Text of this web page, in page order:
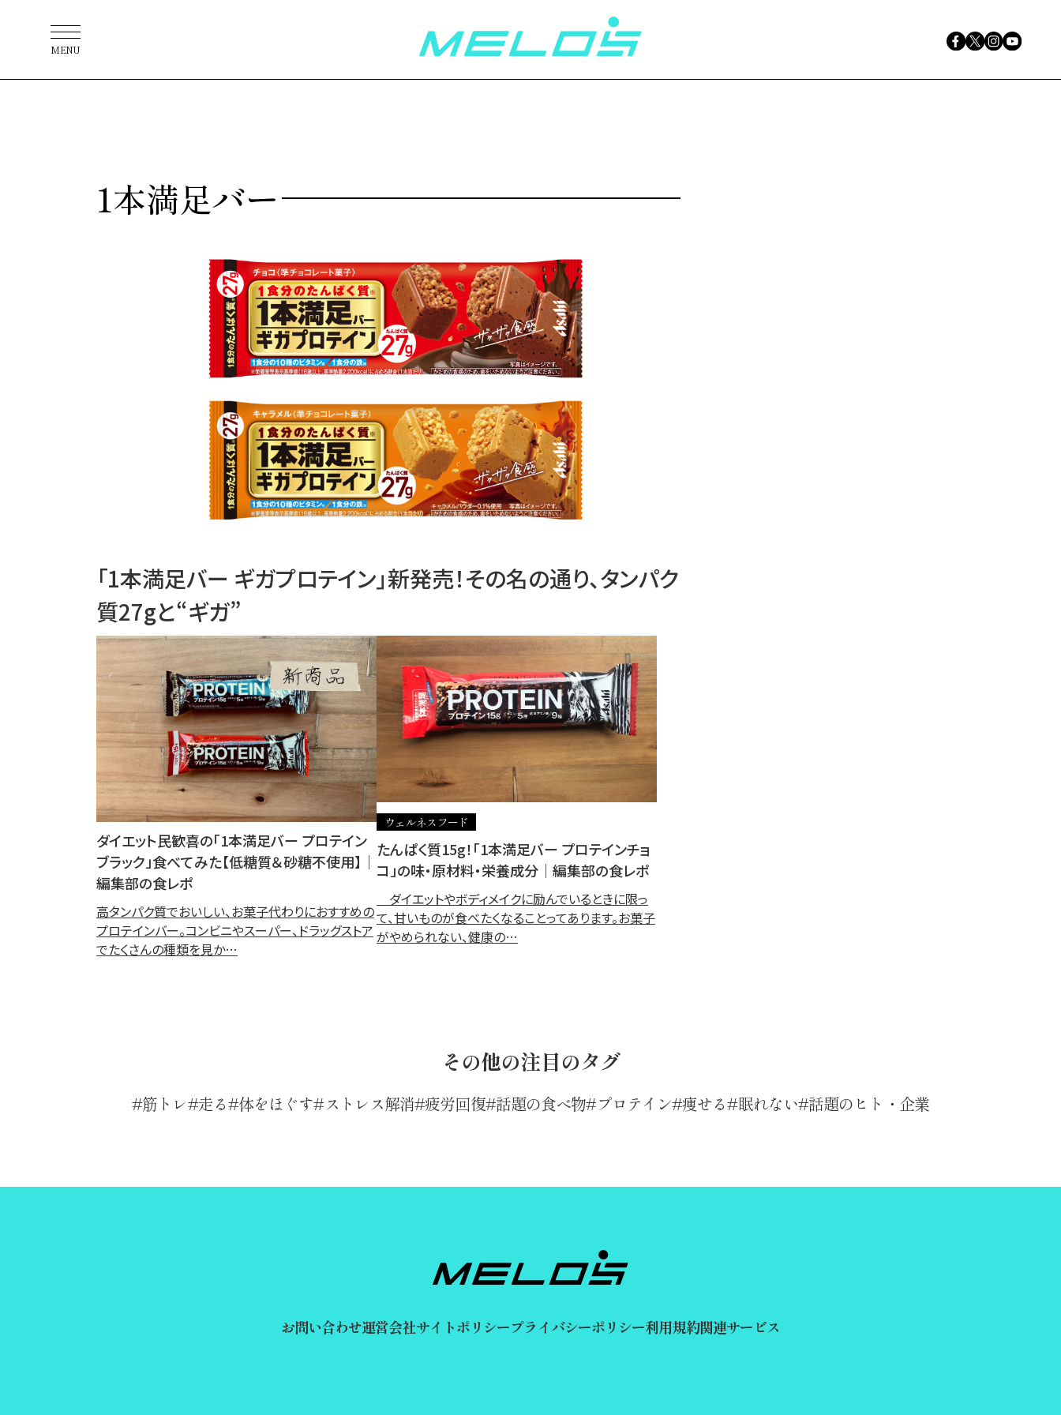
MENU
1本満足バー
「1本満足バー ギガプロテイン」新発売！その名の通り、タンパク
質27gと“ギガ”
ダイエット民歓喜の「1本満足バー プロテイン
ブラック」食べてみた【低糖質＆砂糖不使用】｜
編集部の食レポ
高タンパク質でおいしい、お菓子代わりにおすすめの
プロテインバー。コンビニやスーパー、ドラッグストア
でたくさんの種類を見か…
ウェルネスフード
たんぱく質15g！「1本満足バー プロテインチョ
コ」の味・原材料・栄養成分｜編集部の食レポ
ダイエットやボディメイクに励んでいるときに限っ
て、甘いものが食べたくなることってあります。お菓子
がやめられない、健康の…
その他の注目のタグ
筋トレ 走る 体をほぐす ストレス解消 疲労回復 話題の食べ物 プロテイン 痩せる 眠れない 話題のヒト・企業
お問い合わせ運営会社サイトポリシープライバシーポリシー利用規約関連サービス